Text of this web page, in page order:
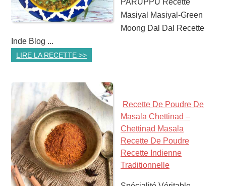
PARUPPU Recette
Masiyal Masiyal-Green
Moong Dal Dal Recette
Inde Blog ...
LIRE LA RECETTE >>
Recette De Poudre De
Masala Chettinad –
Chettinad Masala
Recette De Poudre
Recette Indienne
Traditionnelle